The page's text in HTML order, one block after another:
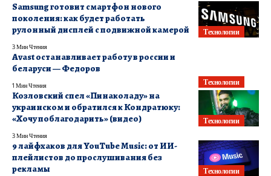
Технологии
Samsung готовит смартфон нового
поколения: как будет работать
рулонный дисплей с подвижной камерой
3 Мин Чтения
Технологии
Avast останавливает работу в россии и
беларуси — Федоров
1 Мин Чтения
Технологии
Козловский спел «Пинаколаду» на
украинском и обратился к Кондратюку:
«Хочу поблагодарить» (видео)
3 Мин Чтения
Технологии
9 лайфхаков для YouTube Music: от ИИ-
плейлистов до прослушивания без
рекламы